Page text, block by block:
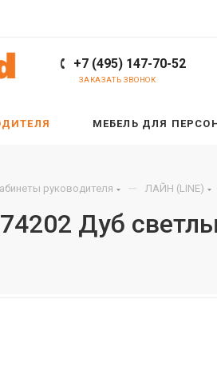
+7 (495) 147-70-52
ЗАКАЗАТЬ ЗВОНОК
МЕБЕЛЬ ДЛЯ
руководителя — ЛАЙН (LINE)
Дуб